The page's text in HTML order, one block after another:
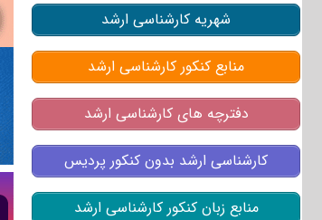
شهریه کارشناسی ارشد
منابع کنکور کارشناسی ارشد
دفترچه های کارشناسی ارشد
کارشناسی ارشد بدون کنکور پردیس
منابع زبان کنکور کارشناسی ارشد